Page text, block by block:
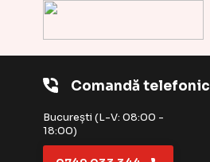
Comandă telefonic
București (L-V: 08:00 -
18:00)